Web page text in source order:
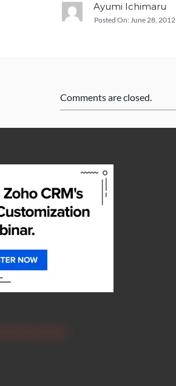
Ayumi Ichimaru
Posted On:June 28, 2012
Comments are closed.